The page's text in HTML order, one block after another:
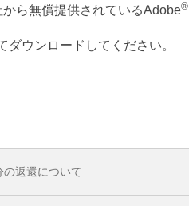
ら無償提供されているAdobe®
ウンロードしてください。
返還について